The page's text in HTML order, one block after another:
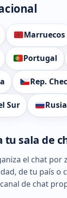
Marruecos
Portugal
Rep.
Sur Rusia
tu sala de
el chat
de tu país o
de chat